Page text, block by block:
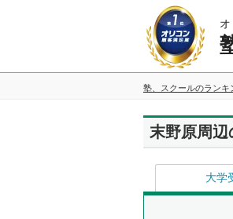
塾、スクールのランキ
末野原周辺
大学